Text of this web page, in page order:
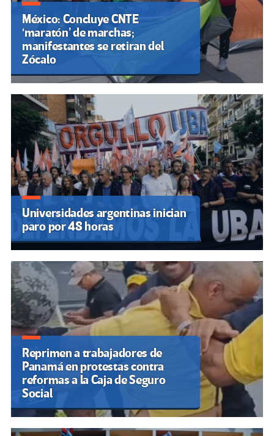
México: Concluye CNTE
‘maratón’ de marchas;
manifestantes se retiran del
Zócalo
Universidades argentinas inician
paro por 48 horas
Reprimen a trabajadores de
Panamá en protestas contra
reformas a la Caja de Seguro
Social